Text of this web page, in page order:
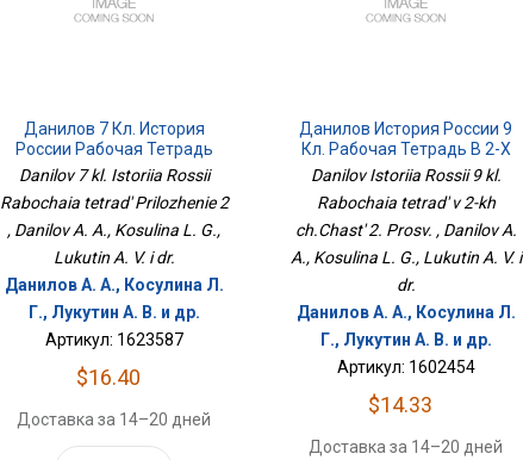
Данилов 7 Кл. История
России Рабочая Тетрадь
Приложение 2
Danilov 7 kl. Istoriia Rossii
Rabochaia tetrad' Prilozhenie 2
, Danilov A. A., Kosulina L. G.,
Lukutin A. V. i dr.
Данилов А. А., Косулина Л.
Г., Лукутин А. В. и др.
Артикул: 1623587
$16.40
Доставка за 14–20 дней
Данилов История России 9
Кл. Рабочая Тетрадь В 2-Х
Ч.Часть 2. Просв.
Danilov Istoriia Rossii 9 kl.
Rabochaia tetrad' v 2-kh
ch.Chast' 2. Prosv. , Danilov A.
A., Kosulina L. G., Lukutin A. V. i
dr.
Данилов А. А., Косулина Л.
Г., Лукутин А. В. и др.
Артикул: 1602454
$14.33
Доставка за 14–20 дней